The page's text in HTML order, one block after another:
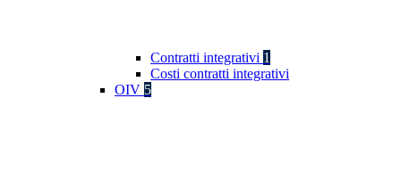
Contratti integrativi 1
Costi contratti integrativi
OIV 5